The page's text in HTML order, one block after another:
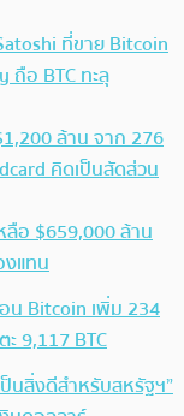
ที่ขาย Bitcoin
ถือ BTC ทะลุ
ล้าน จาก 276
คิดเป็นสัดส่วน
อ $659,000 ล้าน
งแทน
น Bitcoin เพิ่ม 234
9,117 BTC
นสิ่งดีสำหรับสหรัฐฯ”